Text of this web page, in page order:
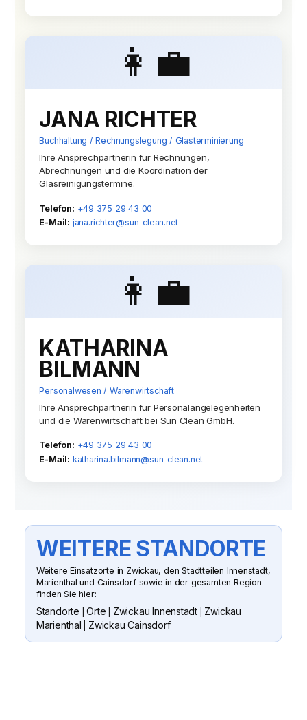
👩‍💼
JANA RICHTER
Buchhaltung / Rechnungslegung / Glasterminierung
Ihre Ansprechpartnerin für Rechnungen,
Abrechnungen und die Koordination der
Glasreinigungstermine.
Telefon: +49 375 29 43 00
E-Mail: jana.richter@sun-clean.net
👩‍💼
KATHARINA
BILMANN
Personalwesen / Warenwirtschaft
Ihre Ansprechpartnerin für Personalangelegenheiten
und die Warenwirtschaft bei Sun Clean GmbH.
Telefon: +49 375 29 43 00
E-Mail: katharina.bilmann@sun-clean.net
WEITERE STANDORTE
Weitere Einsatzorte in Zwickau, den Stadtteilen Innenstadt,
Marienthal und Cainsdorf sowie in der gesamten Region
finden Sie hier:
Standorte |Orte Zwickau Innenstadt
Zwickau
Marienthal
Zwickau Cainsdorf